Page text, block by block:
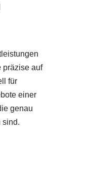
präzise auf
für
einer
genau
sind.